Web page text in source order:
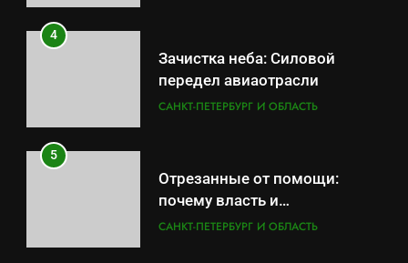
4
Зачистка неба: Силовой
передел авиаотрасли
САНКТ-ПЕТЕРБУРГ И ОБЛАСТЬ
5
Отрезанные от помощи:
почему власть и
маркетплейсы «умывают
САНКТ-ПЕТЕРБУРГ И ОБЛАСТЬ